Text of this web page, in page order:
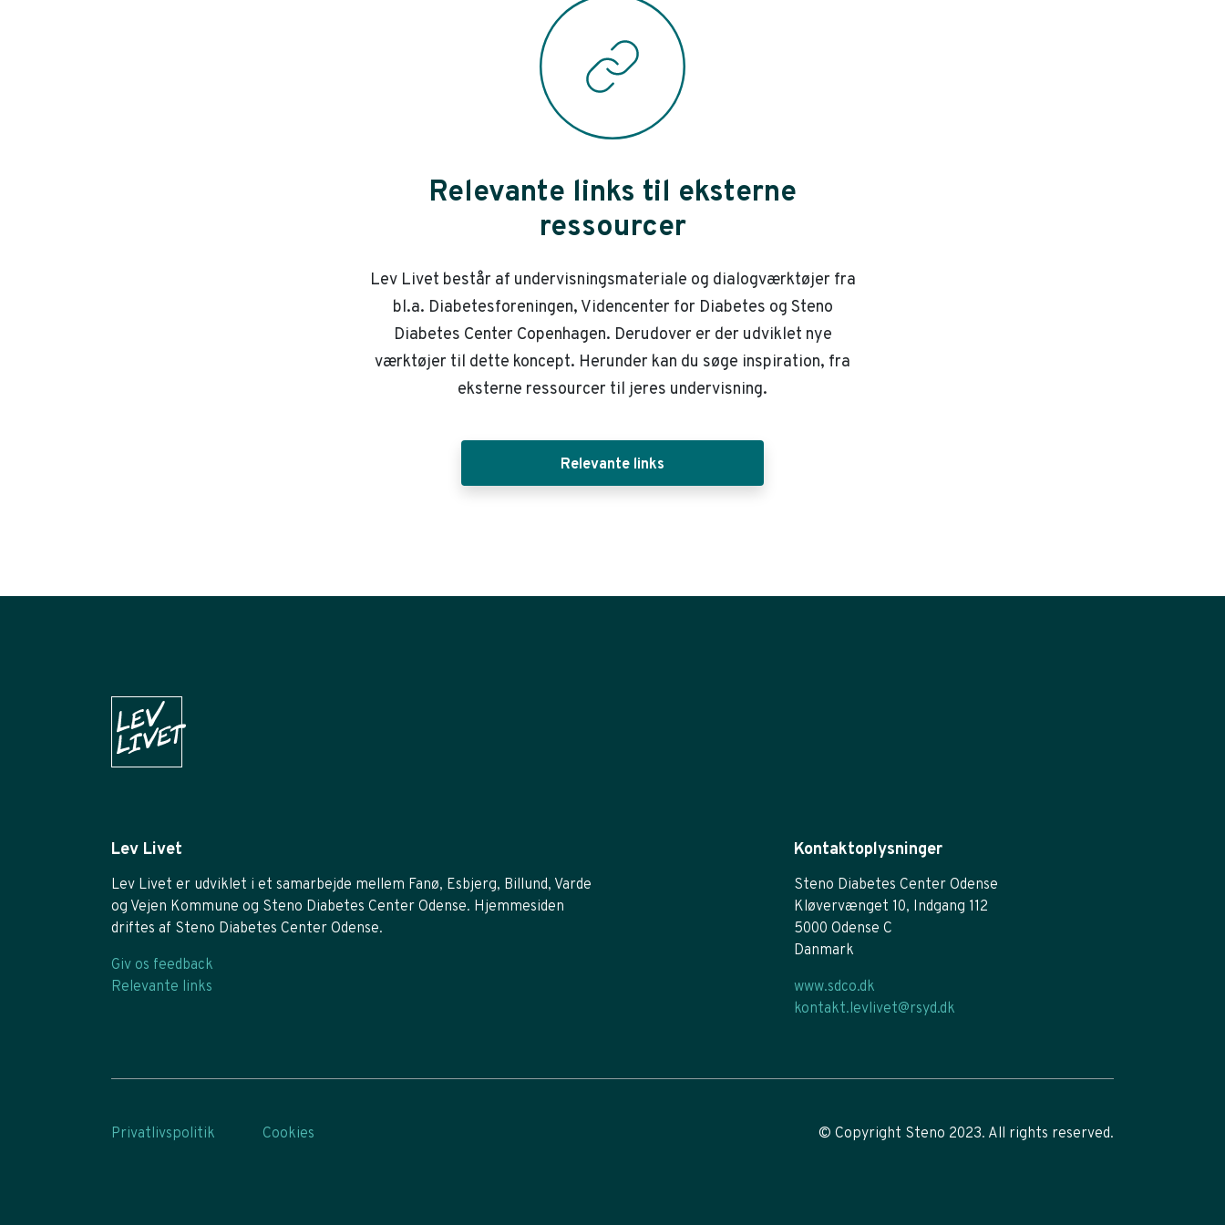
Relevante links til eksterne
ressourcer
Lev Livet består af undervisningsmateriale og dialogværktøjer fra
bl.a. Diabetesforeningen, Videncenter for Diabetes og Steno
Diabetes Center Copenhagen. Derudover er der udviklet nye
værktøjer til dette koncept. Herunder kan du søge inspiration, fra
eksterne ressourcer til jeres undervisning.
Relevante links
Lev Livet
Lev Livet er udviklet i et samarbejde mellem Fanø, Esbjerg, Billund, Varde
og Vejen Kommune og Steno Diabetes Center Odense. Hjemmesiden
driftes af Steno Diabetes Center Odense.
Giv os feedback
Relevante links
Kontaktoplysninger
Steno Diabetes Center Odense
Kløvervænget 10, Indgang 112
5000 Odense C
Danmark
www.sdco.dk
kontakt.levlivet@rsyd.dk
Privatlivspolitik Cookies © Copyright Steno 2023. All rights reserved.